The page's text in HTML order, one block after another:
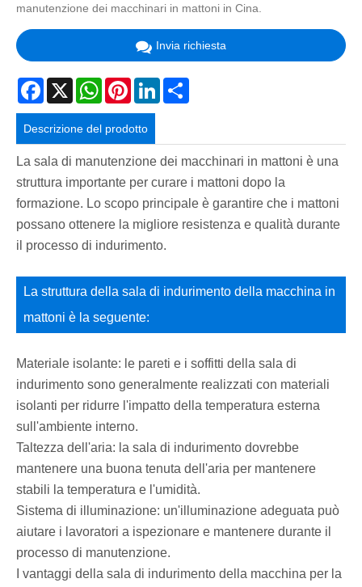
manutenzione dei macchinari in mattoni in Cina.
Invia richiesta
Facebook
X WhatsAppPinterestLinkedIn
Descrizione del prodotto
La sala di manutenzione dei macchinari in mattoni è una
struttura importante per curare i mattoni dopo la
formazione. Lo scopo principale è garantire che i mattoni
possano ottenere la migliore resistenza e qualità durante
il processo di indurimento.
La struttura della sala di indurimento della macchina in
mattoni è la seguente:
Materiale isolante: le pareti e i soffitti della sala di
indurimento sono generalmente realizzati con materiali
isolanti per ridurre l'impatto della temperatura esterna
sull'ambiente interno.
Taltezza dell'aria: la sala di indurimento dovrebbe
mantenere una buona tenuta dell'aria per mantenere
stabili la temperatura e l'umidità.
Sistema di illuminazione: un'illuminazione adeguata può
aiutare i lavoratori a ispezionare e mantenere durante il
processo di manutenzione.
I vantaggi della sala di indurimento della macchina per la